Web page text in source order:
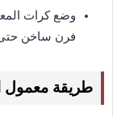
وضع كرات
فرن ساخن
طريقة معمول